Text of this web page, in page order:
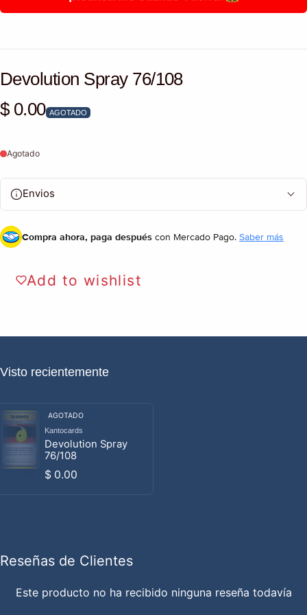
Devolution Spray 76/108
Precio habitual
$ 0.00 AGOTADO
Agotado
Envios
Compra ahora, paga después con Mercado Pago. Saber más
Add to wishlist
Visto recientemente
AGOTADO
Proveedor:
Kantocards
Devolution Spray
76/108
Precio habitual
$ 0.00
Reseñas de Clientes
Este producto no ha recibido ninguna reseña todavía